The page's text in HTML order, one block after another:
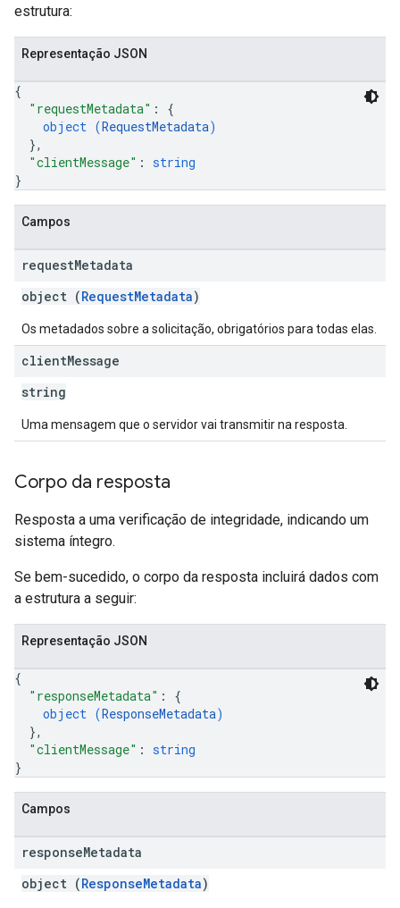
estrutura:
Representação JSON
{
"requestMetadata" : {
object (RequestMetadata)
},
"clientMessage" : string
}
Campos
requestMetadata
object (RequestMetadata)
Os metadados sobre a solicitação, obrigatórios para todas elas.
clientMessage
string
Uma mensagem que o servidor vai transmitir na resposta.
Corpo da resposta
Resposta a uma verificação de integridade, indicando um
sistema íntegro.
Se bem-sucedido, o corpo da resposta incluirá dados com
a estrutura a seguir:
Representação JSON
{
"responseMetadata" : {
object (ResponseMetadata)
},
"clientMessage" : string
}
Campos
responseMetadata
object (ResponseMetadata)